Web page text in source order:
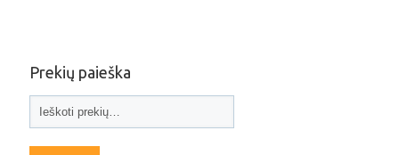
Prekių paieška